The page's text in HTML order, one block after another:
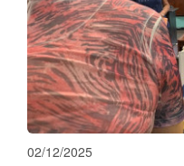
02/12/2025